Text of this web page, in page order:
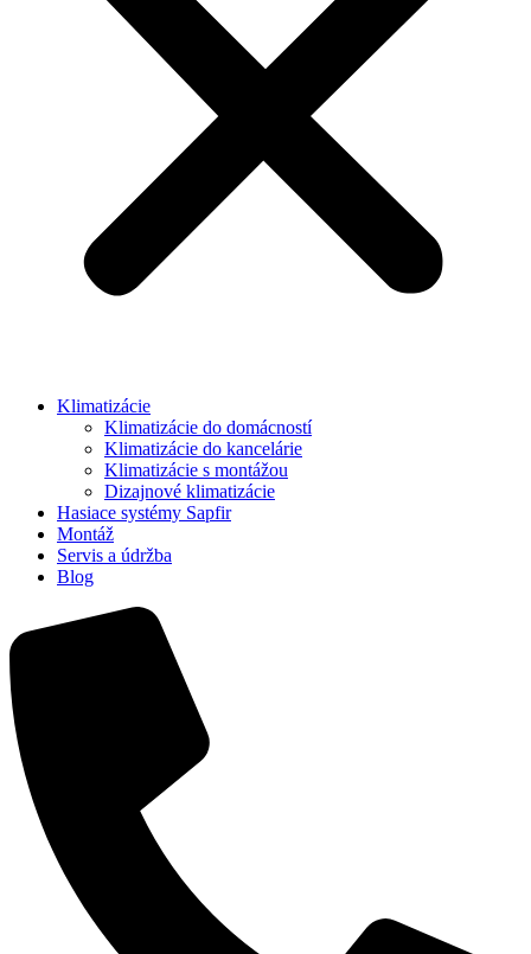
Klimatizácie
Klimatizácie do domácností
Klimatizácie do kancelárie
Klimatizácie s montážou
Dizajnové klimatizácie
Hasiace systémy Sapfir
Montáž
Servis a údržba
Blog